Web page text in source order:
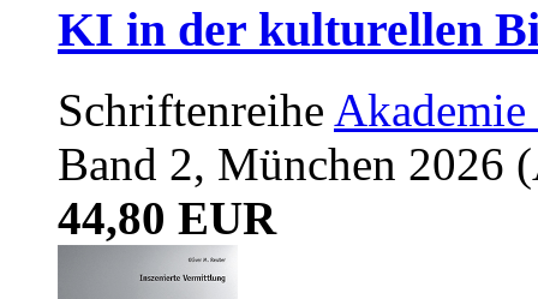
KI in der kulturellen
Schriftenreihe
Band 2, München 2026
44,80 EUR